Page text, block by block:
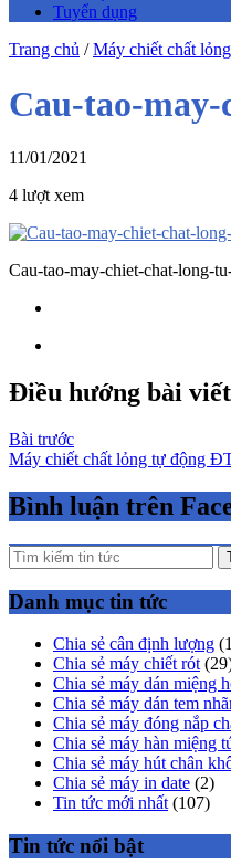
Tuyển dụng
Trang chủ /Máy chiết chất
Cau-tao-
11/01/2021
4 lượt xem
Cau-tao-may-chiet-chat-long-
Điều hướng bài viết
Bài trước
Máy chiết chất lỏng tự động
Bình luận trên
Danh mục tin tức
Chia sẻ cân định lượng
Chia sẻ máy chiết rót
Chia sẻ máy dán miệng
Chia sẻ máy dán tem
Chia sẻ máy đóng nắp
Chia sẻ máy hàn miệng
Chia sẻ máy hút chân
Chia sẻ máy in date (2)
Tin tức mới nhất (107)
Tin tức nổi bật